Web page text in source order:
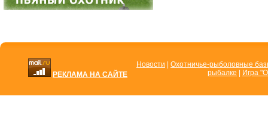
РЕКЛАМА НА САЙТЕ
Новости
Охотничье-рыболовные
рыбалке
Игра